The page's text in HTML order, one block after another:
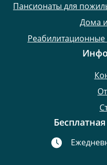
Пансионаты для
Дома
Реабилитационные